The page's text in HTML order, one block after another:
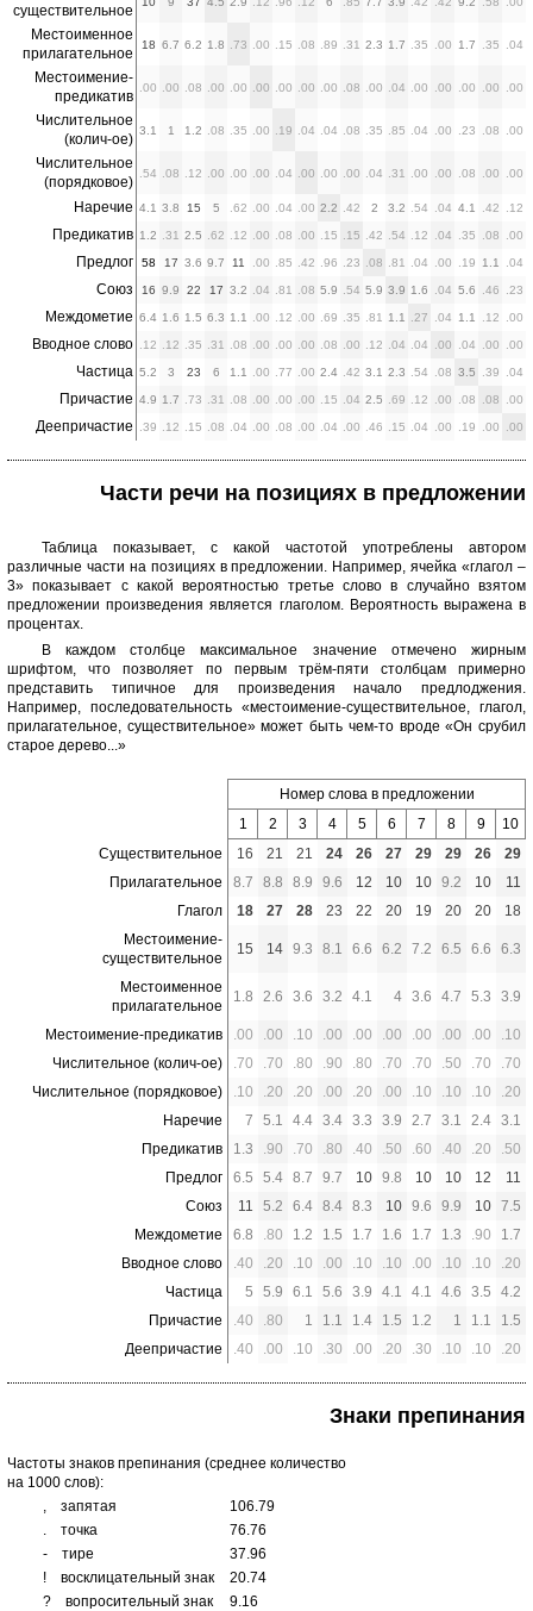
существительное
Местоименное
прилагательное
18 6.7 6.2 1.8 .73 .00 .15 .08 .89 .31 2.3 1.7 .35 .00 1.7 .35 .04
Местоимение-
предикатив
.00 .00 .08 .00 .00 .00 .00 .00 .00 .08 .00 .04 .00 .00 .00 .00 .00
Числительное
(колич-ое)
3.1 1 1.2 .08 .35 .00 .19 .04 .04 .08 .35 .85 .04 .00 .23 .08 .00
Числительное
(порядковое)
.54 .08 .12 .00 .00 .00 .04 .00 .00 .00 .04 .31 .00 .00 .08 .00 .00
Наречие 4.1 3.8 15 5 .62 .00 .04 .00 2.2 .42 2 3.2 .54 .04 4.1 .42 .12
Предикатив 1.2 .31 2.5 .62 .12 .00 .08 .00 .15 .15 .42 .54 .12 .04 .35 .08 .00
Предлог 58 17 3.6 9.7 11 .00 .85 .42 .96 .23 .08 .81 .04 .00 .19 1.1 .04
Союз 16 9.9 22 17 3.2 .04 .81 .08 5.9 .54 5.9 3.9 1.6 .04 5.6 .46 .23
Междометие 6.4 1.6 1.5 6.3 1.1 .00 .12 .00 .69 .35 .81 1.1 .27 .04 1.1 .12 .00
Вводное слово .12 .12 .35 .31 .08 .00 .00 .00 .08 .00 .12 .04 .04 .00 .04 .00 .00
Частица 5.2 3 23 6 1.1 .00 .77 .00 2.4 .42 3.1 2.3 .54 .08 3.5 .39 .04
Причастие 4.9 1.7 .73 .31 .08 .00 .00 .00 .15 .04 2.5 .69 .12 .00 .08 .08 .00
Деепричастие .39 .12 .15 .08 .04 .00 .08 .00 .04 .00 .46 .15 .04 .00 .19 .00 .00
Части речи на позициях в предложении
Таблица показывает, с какой частотой употреблены автором
различные части на позициях в предложении. Например, ячейка «глагол –
3» показывает с какой вероятностью третье слово в случайно взятом
предложении произведения является глаголом. Вероятность выражена в
процентах.
В каждом столбце максимальное значение отмечено жирным
шрифтом, что позволяет по первым трём-пяти столбцам примерно
представить типичное для произведения начало предлоджения.
Например, последовательность «местоимение-существительное, глагол,
прилагательное, существительное» может быть чем-то вроде «Он срубил
старое дерево...»
Номер слова в предложении
1
2 3 4 5 6 7 8 9
10
Существительное
16 21 21 24 26 27 29 29 26
29
Прилагательное
8.7 8.8 8.9 9.6 12 10 10 9.2 10
11
Глагол
18 27 28 23 22 20 19 20 20
18
Местоимение-
существительное
15 14 9.3 8.1 6.6 6.2 7.2 6.5 6.6 6.3
Местоименное
прилагательное
1.8 2.6 3.6 3.2 4.1 4 3.6 4.7 5.3 3.9
Местоимение-предикатив .00 .00 .10 .00 .00 .00 .00 .00 .00
.10
Числительное (колич-ое)
.70 .70 .80 .90 .80 .70 .70 .50 .70
.70
Числительное (порядковое)
.10 .20 .20 .00 .20 .00 .10 .10 .10
.20
Наречие
7 5.1 4.4 3.4 3.3 3.9 2.7 3.1 2.4 3.1
Предикатив
1.3 .90 .70 .80 .40 .50 .60 .40 .20
.50
Предлог
6.5 5.4 8.7 9.7 10 9.8 10 10 12
11
Союз
11 5.2 6.4 8.4 8.3 10 9.6 9.9 10 7.5
Междометие
6.8 .80 1.2 1.5 1.7 1.6 1.7 1.3 .90
1.7
Вводное слово
.40 .20 .10 .00 .10 .10 .00 .10 .10
.20
Частица
5 5.9 6.1 5.6 3.9 4.1 4.1 4.6 3.5
4.2
Причастие
.40 .80 1 1.1 1.4 1.5 1.2 1 1.1
1.5
Деепричастие
.40 .00 .10 .30 .00 .20 .30 .10 .10 .20
Знаки препинания
Частоты знаков препинания (среднее количество
на 1000 слов):
,
запятая
106.79
.
точка
76.76
-
тире
37.96
!
восклицательный знак
20.74
?
вопросительный знак
9.16